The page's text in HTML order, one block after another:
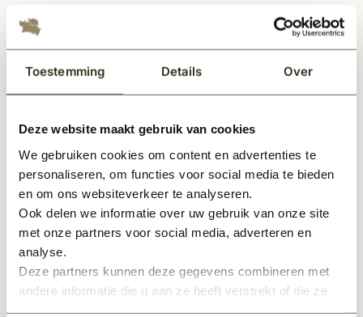
Toestemming Details Over
Deze website maakt gebruik van cookies
We gebruiken cookies om content en advertenties te
personaliseren, om functies voor social media te bieden
en om ons websiteverkeer te analyseren.
Ook delen we informatie over uw gebruik van onze site
met onze partners voor social media, adverteren en
analyse.
Deze partners kunnen deze gegevens combineren met
andere informatie die u aan ze heeft verstrekt of die ze
PVC vloeren worden uitsluitend per volledige
Opmerkingen:
legservice, kunt u zich aanmelden via de offerteknop
bovenaan deze pagina.
Indien u naast het leggen van de vloer ook een
deurmat bij ons bestelt, snijden wij deze op locatie op
maat bij het leggen van de vloer.
Indien u geen legservice wenst en de pvc vloer graag
wilt afhalen, kan dit alleen afgehaald worden nadat dit
telefonisch of per mail is bevestigd door KempiQ.
Op de laatste afbeelding kunt u de kleuropties bekijken.